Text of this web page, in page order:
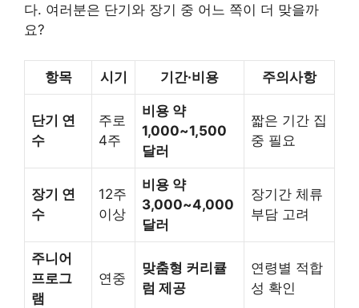
다. 여러분은 단기와 장기 중 어느 쪽이 더 맞을까
요?
항목 시기 기간·비용 주의사항
단기 연
수
주로
4주
비용 약
1,000~1,500
달러
짧은 기간 집
중 필요
장기 연
수
12주
이상
비용 약
3,000~4,000
달러
장기간 체류
부담 고려
주니어
프로그
램
연중
맞춤형 커리큘
럼 제공
연령별 적합
성 확인